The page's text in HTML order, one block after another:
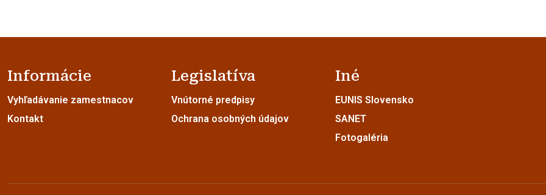
Informácie
Vyhľadávanie zamestnacov
Kontakt
Legislatíva
Vnútorné predpisy
Ochrana osobných údajov
Iné
EUNIS Slovensko
SANET
Fotogaléria